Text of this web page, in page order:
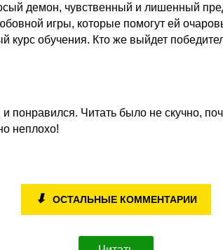
демон, чувственный и лишенный
игры, которые помогут ей
курс обучения. Кто же выйдет
Читать было не скучно,
неплохо!
⬇ ОСТАЛЬНЫЕ КОММЕНТАРИИ